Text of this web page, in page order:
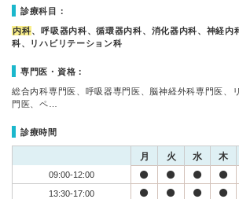
診療科目：
内科、呼吸器内科、循環器内科、消化器内科、神経内
科、リハビリテーション科
専門医・資格：
総合内科専門医、呼吸器専門医、脳神経外科専門医、
門医、ペ…
診療時間
月 火 水 木
09:00-12:00
13:30-17:00